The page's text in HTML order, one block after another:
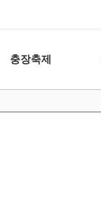
충장축제
축제소개
아카이브